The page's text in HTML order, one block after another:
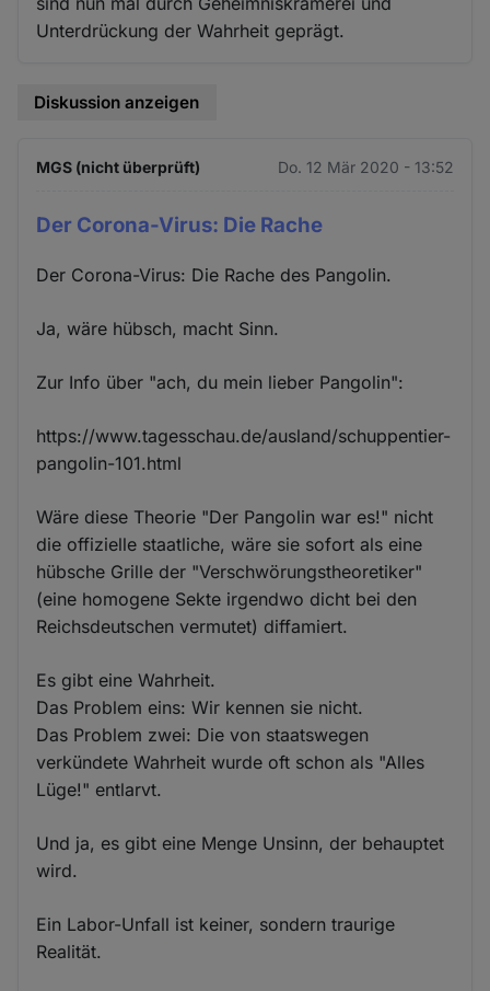
Unterdrückung der Wahrheit geprägt.
Diskussion anzeigen
MGS (nicht überprüft) Do. 12 Mär 2020 - 13:52
Der Corona-Virus: Die Rache
Der Corona-Virus: Die Rache des Pangolin.
Ja, wäre hübsch, macht Sinn.
Zur Info über "ach, du mein lieber Pangolin":
https://www.tagesschau.de/ausland/schuppentier-
pangolin-101.html
Wäre diese Theorie "Der Pangolin war es!" nicht
die offizielle staatliche, wäre sie sofort als eine
hübsche Grille der "Verschwörungstheoretiker"
(eine homogene Sekte irgendwo dicht bei den
Reichsdeutschen vermutet) diffamiert.
Es gibt eine Wahrheit.
Das Problem eins: Wir kennen sie nicht.
Das Problem zwei: Die von staatswegen
verkündete Wahrheit wurde oft schon als "Alles
Lüge!" entlarvt.
Und ja, es gibt eine Menge Unsinn, der behauptet
wird.
Ein Labor-Unfall ist keiner, sondern traurige
Realität.
Cookies